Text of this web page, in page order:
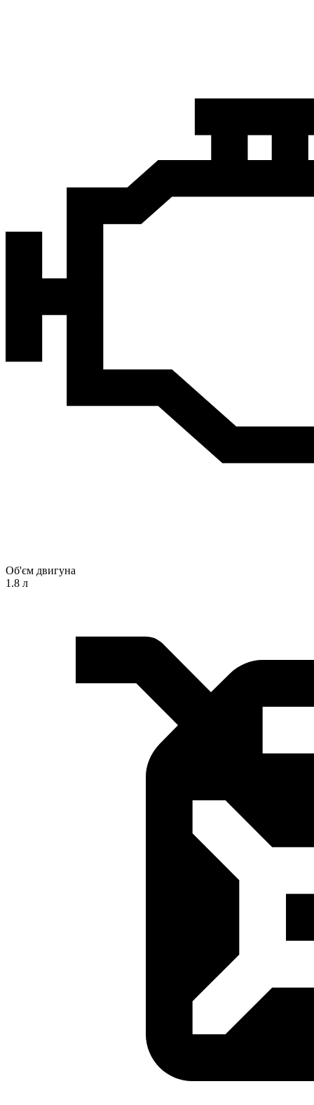
Об'єм двигуна
1.8 л